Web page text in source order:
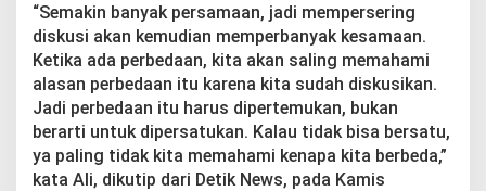
r
a
t
y
a
A
H
Y
“Semakin banyak persamaan, jadi mempersering
diskusi akan kemudian memperbanyak kesamaan.
Ketika ada perbedaan, kita akan saling memahami
alasan perbedaan itu karena kita sudah diskusikan.
Jadi perbedaan itu harus dipertemukan, bukan
berarti untuk dipersatukan. Kalau tidak bisa bersatu,
ya paling tidak kita memahami kenapa kita berbeda,”
kata Ali, dikutip dari Detik News, pada Kamis